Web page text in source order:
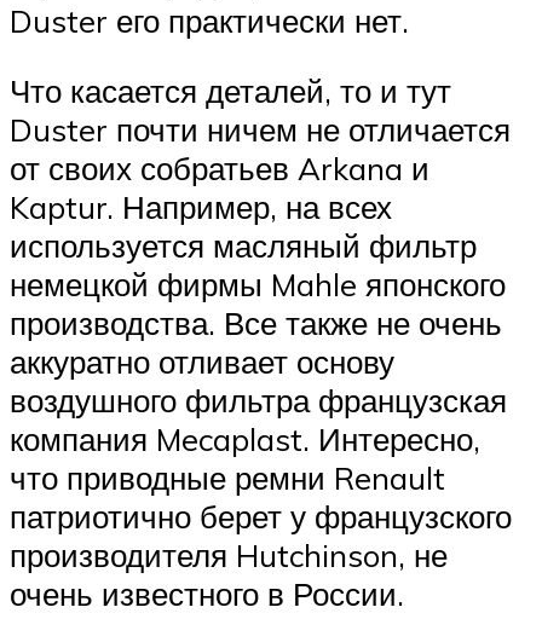
Duster его практически нет.
Что касается деталей, то и тут
Duster почти ничем не отличается
от своих собратьев Arkana и
Kaptur. Например, на всех
используется масляный фильтр
немецкой фирмы Mahle японского
производства. Все также не очень
аккуратно отливает основу
воздушного фильтра французская
компания Mecaplast. Интересно,
что приводные ремни Renault
патриотично берет у французского
производителя Hutchinson, не
очень известного в России.